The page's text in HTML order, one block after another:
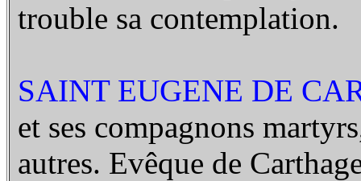
trouble sa contemplation.
SAINT EUGENE DE
et ses compagnons
autres. Evêque de